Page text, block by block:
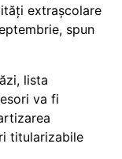
extrașcolare
spun
lista
va fi
titularizabile